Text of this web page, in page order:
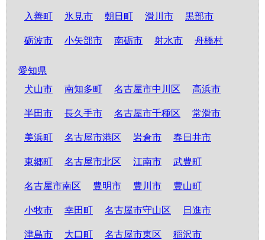
入善町 氷見市 朝日町 滑川市 黒部市
砺波市 小矢部市 南砺市 射水市 舟橋村
愛知県
犬山市
南知多町 名古屋市中川区 高浜市
半田市 長久手市 名古屋市千種区 常滑市
美浜町 名古屋市港区 岩倉市 春日井市
東郷町 名古屋市北区 江南市 武豊町
名古屋市南区 豊明市 豊川市 豊山町
小牧市 幸田町 名古屋市守山区 日進市
津島市 大口町 名古屋市東区 稲沢市